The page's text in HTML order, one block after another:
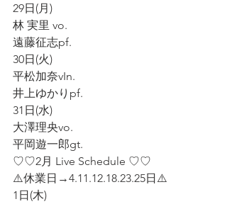
29日(月)
林 実里 vo.
遠藤征志pf.
30日(火)
平松加奈vIn.
井上ゆかりpf.
31日(水)
大澤理央vo.
平岡遊一郎gt.
♡♡2月 Live Schedule ♡♡
⚠️休業日→4.11.12.18.23.25日⚠️
1日(木)